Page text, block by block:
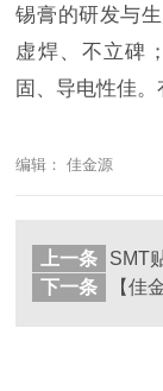
锡膏的研发与
虚焊、不立碑
固、导电性佳。
编辑： 佳金源
上一条
下一条